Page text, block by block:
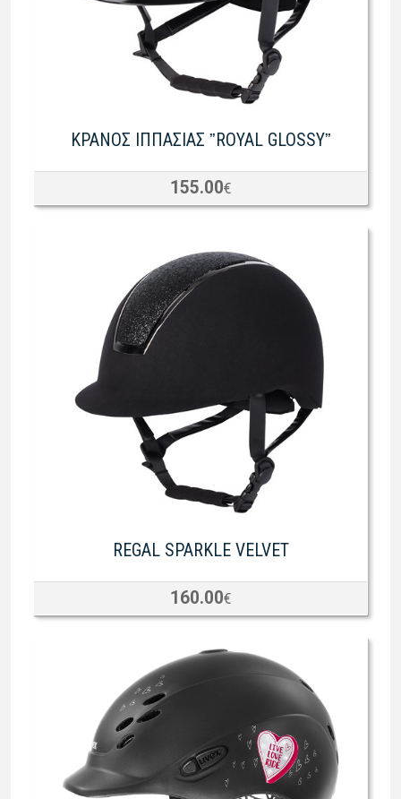
ΚΡΑΝΟΣ ΙΠΠΑΣΙΑΣ ˮROYAL GLOSSYˮ
155.00€
REGAL SPARKLE VELVET
160.00€